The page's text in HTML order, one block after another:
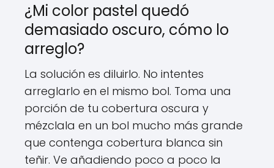
¿Mi color pastel quedó
demasiado oscuro, cómo lo
arreglo?
La solución es diluirlo. No intentes
arreglarlo en el mismo bol. Toma una
porción de tu cobertura oscura y
mézclala en un bol mucho más grande
que contenga cobertura blanca sin
teñir. Ve añadiendo poco a poco la